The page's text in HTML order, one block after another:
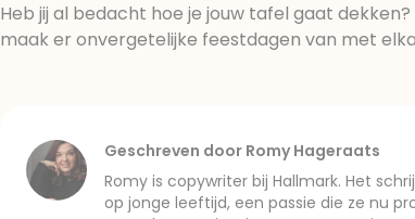
Heb jij al bedacht hoe je jouw tafel gaat
maak er onvergetelijke feestdagen van met
Geschreven door Romy Hageraats
Romy is copywriter bij Hallmark. Het
op jonge leeftijd, een passie die ze nu